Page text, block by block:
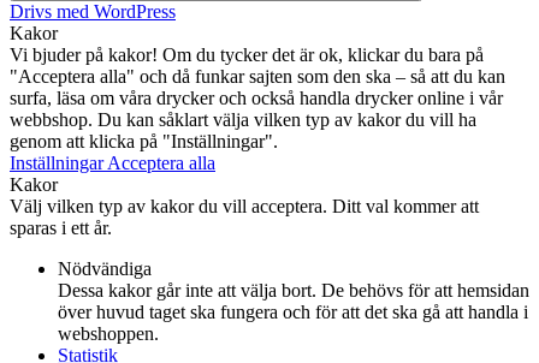
Drivs med WordPress
Kakor
Vi bjuder på kakor! Om du tycker det är ok, klickar du bara på
"Acceptera alla" och då funkar sajten som den ska – så att du kan
surfa, läsa om våra drycker och också handla drycker online i vår
webbshop. Du kan såklart välja vilken typ av kakor du vill ha
genom att klicka på "Inställningar".
InställningarAcceptera alla
Kakor
Välj vilken typ av kakor du vill acceptera. Ditt val kommer att
sparas i ett år.
Nödvändiga
Dessa kakor går inte att välja bort. De behövs för att hemsidan
över huvud taget ska fungera och för att det ska gå att handla i
webshoppen.
Statistik